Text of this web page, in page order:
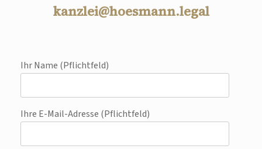
kanzlei@hoesmann.legal
Ihr Name (Pflichtfeld)
Ihre E-Mail-Adresse (Pflichtfeld)